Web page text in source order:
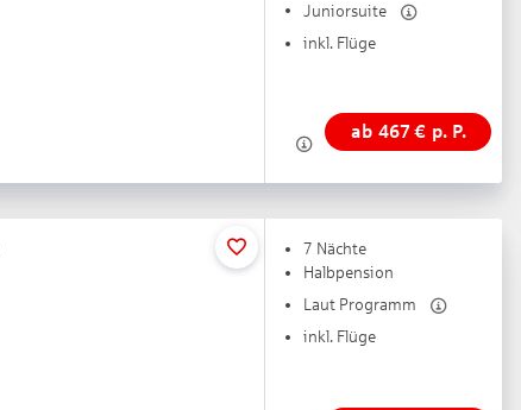
Juniorsuite
inkl. Flüge
ab 467 € p. P.
7 Nächte
Halbpension
Laut Programm
inkl. Flüge